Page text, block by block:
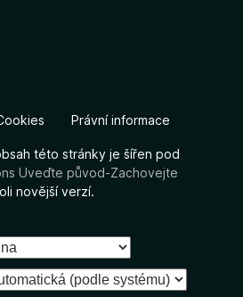
Právní informace
této stránky je šířen pod
Uveďte původ-Zachovejte
novější verzí.